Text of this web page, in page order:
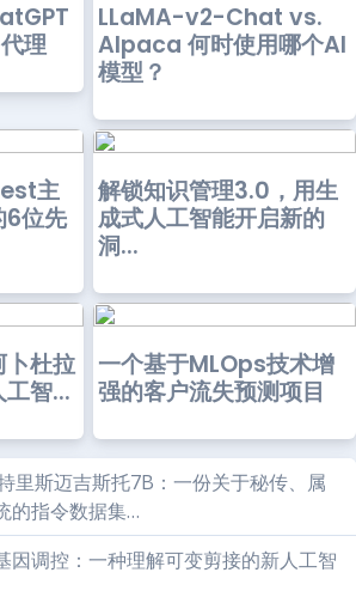
理
LLaMA-v2-Chat vs.
Alpaca 何时使用哪个AI
模型？
主
6位先
解锁知识管理3.0，用生
成式人工智能开启新的
洞...
卜杜拉
智...
一个基于MLOps技术增
强的客户流失预测项目
里斯迈吉斯托7B：一份关于秘传、属
的指令数据集…
因调控：一种理解可变剪接的新人工智